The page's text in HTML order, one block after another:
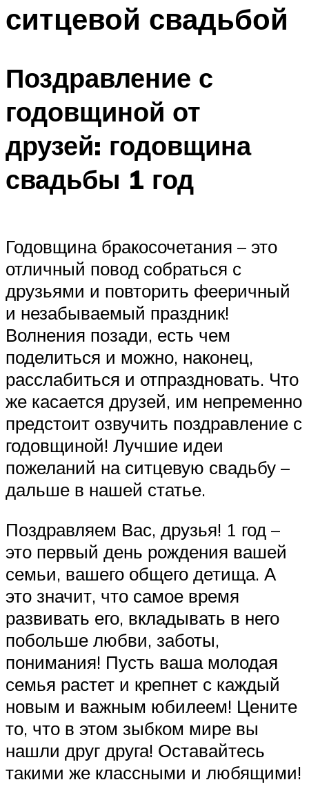
Меню
ситцевой свадьбой
Поздравление с
годовщиной от
друзей: годовщина
свадьбы 1 год
Годовщина бракосочетания – это
отличный повод собраться с
друзьями и повторить фееричный
и незабываемый праздник!
Волнения позади, есть чем
поделиться и можно, наконец,
расслабиться и отпраздновать. Что
же касается друзей, им непременно
предстоит озвучить поздравление с
годовщиной! Лучшие идеи
пожеланий на ситцевую свадьбу –
дальше в нашей статье.
Поздравляем Вас, друзья! 1 год –
это первый день рождения вашей
семьи, вашего общего детища. А
это значит, что самое время
развивать его, вкладывать в него
побольше любви, заботы,
понимания! Пусть ваша молодая
семья растет и крепнет с каждый
новым и важным юбилеем! Цените
то, что в этом зыбком мире вы
нашли друг друга! Оставайтесь
такими же классными и любящими!